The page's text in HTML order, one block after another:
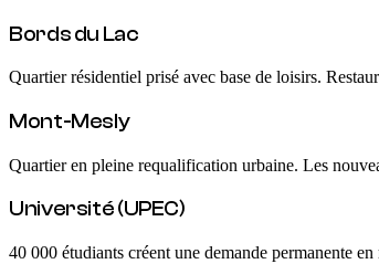
Bords du Lac
Quartier résidentiel prisé avec base de loisirs.
Mont-Mesly
Quartier en pleine requalification urbaine. Les
Université (UPEC)
40 000 étudiants créent une demande permanente